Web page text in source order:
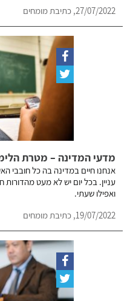
27/07/2022, כתיבת מומחים
מדעי המדינה – מטרת
אנחנו חיים במדינה בה כל חובבי
עניין. בכל יום יש לא מעט
ואפילו שעתי.
19/07/2022, כתיבת מומחים